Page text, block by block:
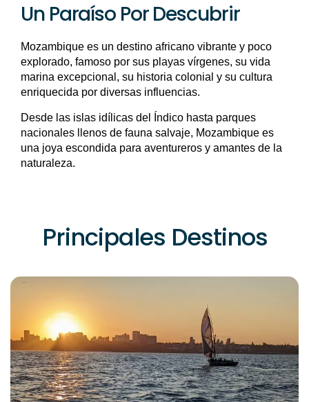
Un Paraíso Por Descubrir
Mozambique es un destino africano vibrante y poco
explorado, famoso por sus playas vírgenes, su vida
marina excepcional, su historia colonial y su cultura
enriquecida por diversas influencias.
Desde las islas idílicas del Índico hasta parques
nacionales llenos de fauna salvaje, Mozambique es
una joya escondida para aventureros y amantes de la
naturaleza.
Principales Destinos